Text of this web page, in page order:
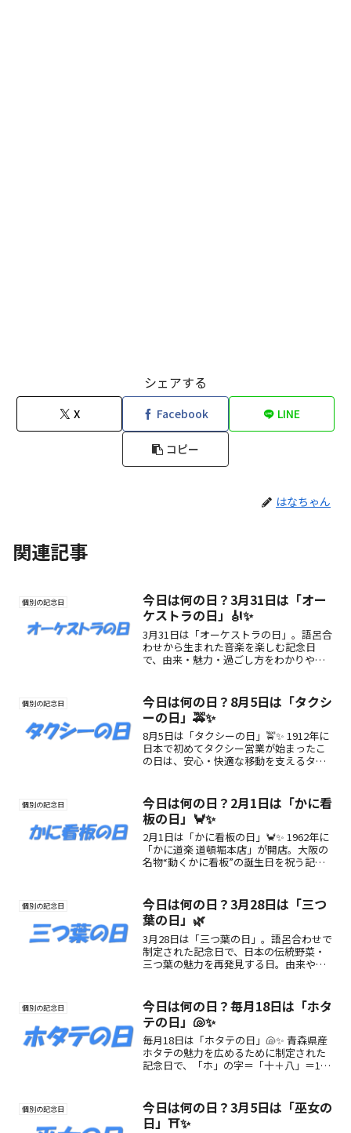
シェアする
X Facebook LINE
コピー
はなちゃん
関連記事
個別の記念日
今日は何の日？3月31日は「オー
ケストラの日」🎻✨
3月31日は「オーケストラの日」。語呂合
わせから生まれた音楽を楽しむ記念日
で、由来・魅力・過ごし方をわかりやす
個別の記念日
今日は何の日？8月5日は「タクシ
ーの日」🚕✨
8月5日は「タクシーの日」🚖✨ 1912年に
日本で初めてタクシー営業が始まったこ
の日は、安心・快適な移動を支えるタク
個別の記念日
今日は何の日？2月1日は「かに看
板の日」🦀✨
2月1日は「かに看板の日」🦀✨ 1962年に
「かに道楽 道頓堀本店」が開店。大阪の
名物“動くかに看板”の誕生日を祝う記念
個別の記念日
今日は何の日？3月28日は「三つ
葉の日」🌿
3月28日は「三つ葉の日」。語呂合わせで
制定された記念日で、日本の伝統野菜・
三つ葉の魅力を再発見する日。由来や特
個別の記念日
今日は何の日？毎月18日は「ホタ
テの日」🐚✨
毎月18日は「ホタテの日」🐚✨ 青森県産
ホタテの魅力を広めるために制定された
記念日で、「ホ」の字＝「十＋八」＝18
なひとときを楽しみましょう！
個別の記念日
今日は何の日？3月5日は「巫女の
日」⛩️✨